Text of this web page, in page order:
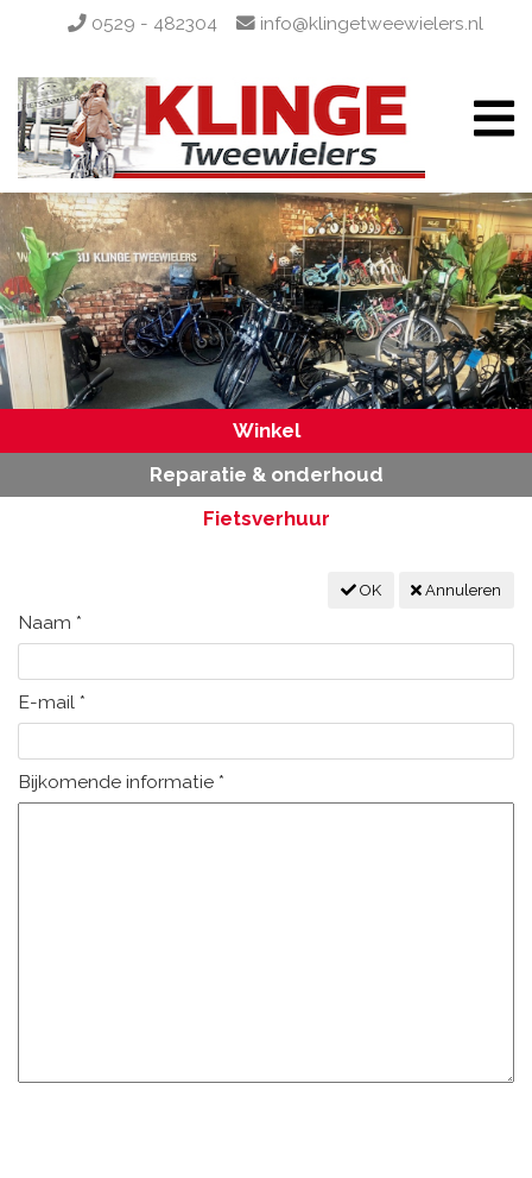
0529 - 482304 info@klingetweewielers.nl
Winkel
Reparatie & onderhoud
Fietsverhuur
OK Annuleren
Naam *
E-mail *
Bijkomende informatie *